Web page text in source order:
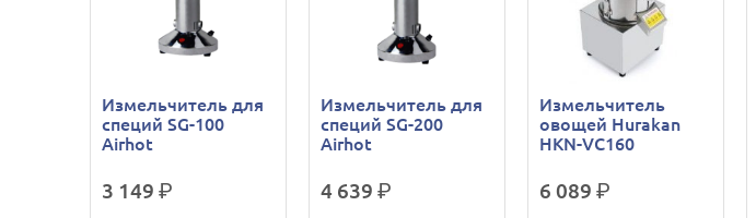
Измельчитель для
специй SG-100
Airhot
3 149р.
Измельчитель для
специй SG-200
Airhot
4 639р.
Измельчитель
овощей Hurakan
HKN-VC160
6 089р.